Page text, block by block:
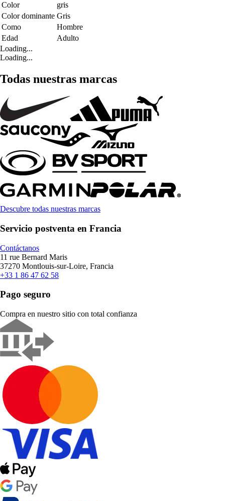
Color
gris
Color dominante Gris
Como
Hombre
Edad
Adulto
Loading...
Loading...
Todas nuestras marcas
Descubre todas nuestras marcas
Servicio postventa en Francia
Contáctanos
11 rue Bernard Maris
37270 Montlouis-sur-Loire, Francia
+33 1 86 47 62 58
Pago seguro
Compra en nuestro sitio con total confianza